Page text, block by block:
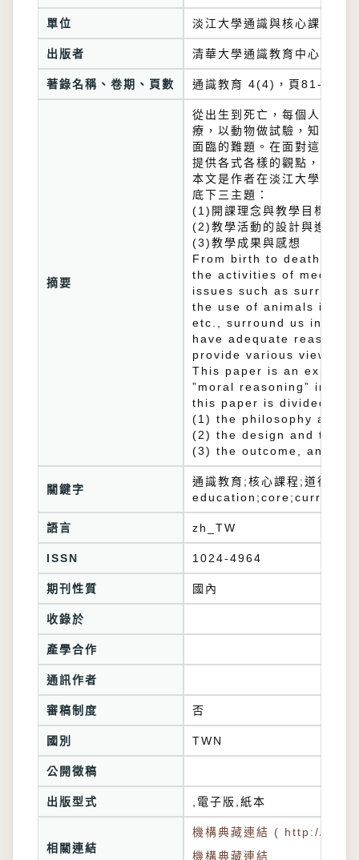
單位 淡江大學通識與核心課程中心
出版者 清華大學通識教育中心; 中
著錄名稱、卷期、頁數 通識教育 4(4)，頁81-95
摘要
從出生到死亡，每個人都跟
療，以動物做試驗，知的權
面臨的難題。在面對這些問
提供各式各樣的觀點，幫助
本文是作者在淡江大學教核
底下三主題：
(1)開課理念與教學目標
(2)教學活動的設計與進行
(3)教學成果與感想
From birth to death,
the activities of medical
issues such as
the use of animals in
etc., surround us in our
have adequate reasons
provide various view-
This paper is an
”moral reasoning” in
this paper is divided
(1) the philosophy and
(2) the design and the
(3) the outcome, and
關鍵字
通識教育;核心課程;道德推
語言 zh_TW
ISSN 1024-4964
期刊性質 國內
收錄於
產學合作
通訊作者
審稿制度 否
國別 TWN
公開徵稿
出版型式 ,電子版,紙本
相關連結
機構典藏連結 ( http://
機構典藏連結